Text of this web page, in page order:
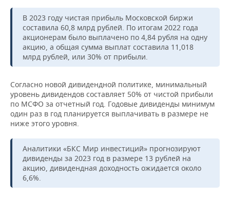
КОМУ ПРИНАДЛЕЖАТ
ТОРГОВЫЕ ЦЕНТРЫ
ТАТАРСТАНА
БЮДЖЕТ
ИНВЕСТИЦИИ
МАШИНОСТРОЕНИЕ
НЕФТЕХИМИЯ
НЕФТЬ
ОПК
ЭНЕРГЕТИКА
НОВОСТИ АВТО
БИЗНЕС
НОВОСТИ БИЗНЕСА
РОЗНИЧНАЯ ТОРГОВЛЯ
ТРАНСПОРТ
УСЛУГИ
ТЕХНОЛОГИИ
НОВОСТИ ТЕХНОЛОГИЙ
IT
МЕДИА
ТЕЛЕКОММУНИКАЦИИ
МЕРОПРИЯТИЯ
НОВОСТИ МЕРОПРИЯТИЙ
ВЫЕЗДНАЯ РЕДАКЦИЯ
БИЗНЕС-БРАНЧИ
ONLINE-КОНФЕРЕНЦИИ
ОТКРЫТАЯ ЛЕКЦИЯ
СПОРТ
НОВОСТИ СПОРТА
ФУТБОЛ
ХОККЕЙ
БАСКЕТБОЛ
ОБЩЕСТВО
НОВОСТИ ОБЩЕСТВА
ВЛАСТЬ
ИНФРАСТРУКТУРА
ФОТОГАЛЕРЕЯ
СЮЖЕТЫ
СПРАВОЧНИК
В 2023 году чистая прибыль Московской биржи
составила 60,8 млрд рублей. По итогам 2022 года
акционерам было выплачено по 4,84 рубля на одну
акцию, а общая сумма выплат составила 11,018
млрд рублей, или 30% от прибыли.
Согласно новой дивидендной политике, минимальный
уровень дивидендов составляет 50% от чистой прибыли
по МСФО за отчетный год. Годовые дивиденды минимум
один раз в год планируется выплачивать в размере не
ниже этого уровня.
Аналитики «БКС Мир инвестиций» прогнозируют
дивиденды за 2023 год в размере 13 рублей на
акцию, дивидендная доходность ожидается около
6,6%.